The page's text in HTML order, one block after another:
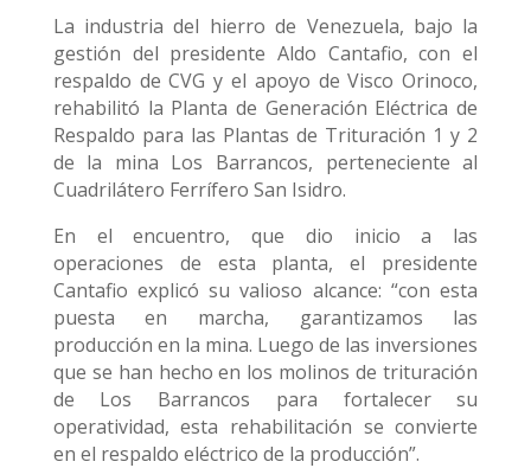
La industria del hierro de Venezuela, bajo la
gestión del presidente Aldo Cantafio, con el
respaldo de CVG y el apoyo de Visco Orinoco,
rehabilitó la Planta de Generación Eléctrica de
Respaldo para las Plantas de Trituración 1 y 2
de la mina Los Barrancos, perteneciente al
Cuadrilátero Ferrífero San Isidro.
En el encuentro, que dio inicio a las
operaciones de esta planta, el presidente
Cantafio explicó su valioso alcance: “con esta
puesta en marcha, garantizamos las
producción en la mina. Luego de las inversiones
que se han hecho en los molinos de trituración
de Los Barrancos para fortalecer su
operatividad, esta rehabilitación se convierte
en el respaldo eléctrico de la producción”.